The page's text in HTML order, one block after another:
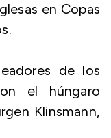
en Copas
de los
el húngaro
Klinsmann,